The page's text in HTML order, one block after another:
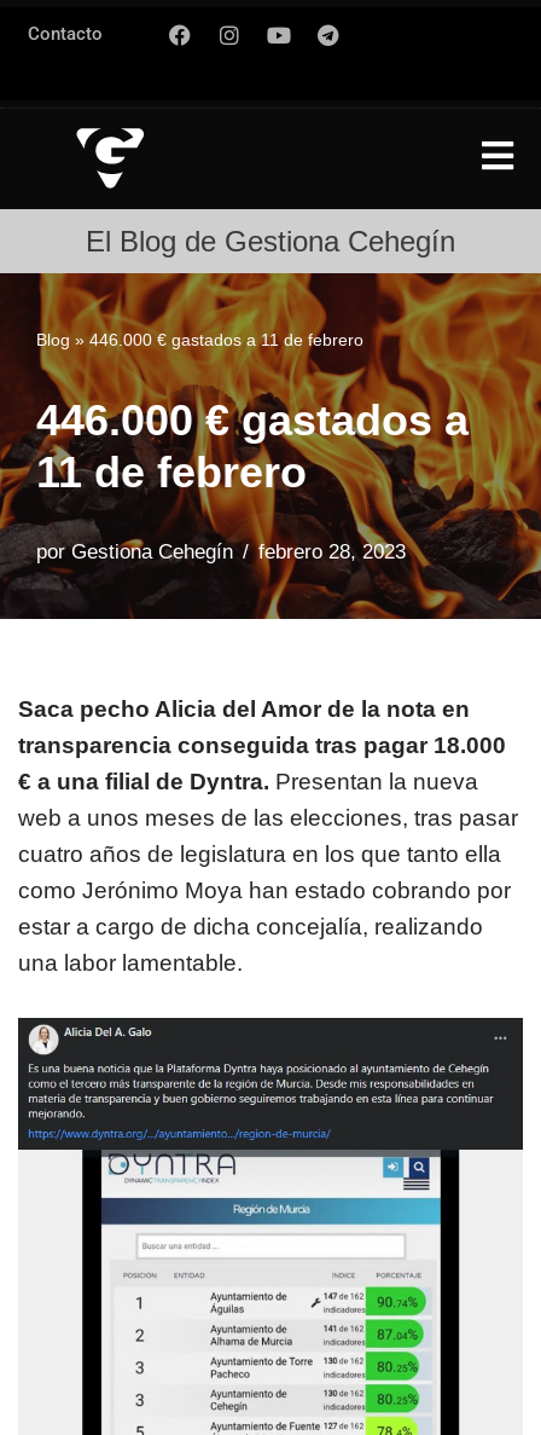
al
contenido
Contacto
El Blog de Gestiona Cehegín
Blog » 446.000 € gastados a 11 de febrero
446.000 € gastados a
11 de febrero
porGestiona Cehegín febrero 28, 2023
Saca pecho Alicia del Amor de la nota en
transparencia conseguida tras pagar 18.000
€ a una filial de Dyntra. Presentan la nueva
web a unos meses de las elecciones, tras pasar
cuatro años de legislatura en los que tanto ella
como Jerónimo Moya han estado cobrando por
estar a cargo de dicha concejalía, realizando
una labor lamentable.